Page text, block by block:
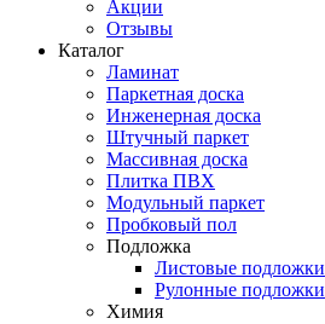
Акции
Отзывы
Каталог
Ламинат
Паркетная доска
Инженерная доска
Штучный паркет
Массивная доска
Плитка ПВХ
Модульный паркет
Пробковый пол
Подложка
Листовые подложки
Рулонные подложки
Химия